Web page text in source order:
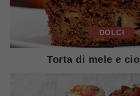
DOLCI
Torta di mele e